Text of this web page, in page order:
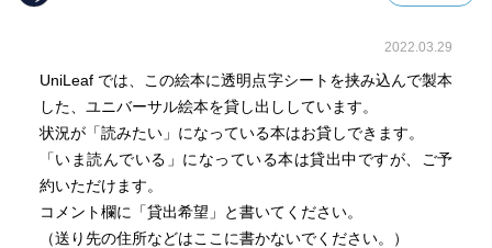
2022.03.29
UniLeaf では、この絵本に透明点字シートを挟み込んで製本
した、ユニバーサル絵本を貸し出ししています。
状況が「読みたい」になっている本はお貸しできます。
「いま読んでいる」になっている本は貸出中ですが、ご予
約いただけます。
コメント欄に「貸出希望」と書いてください。
（送り先の住所などはここに書かないでください。）